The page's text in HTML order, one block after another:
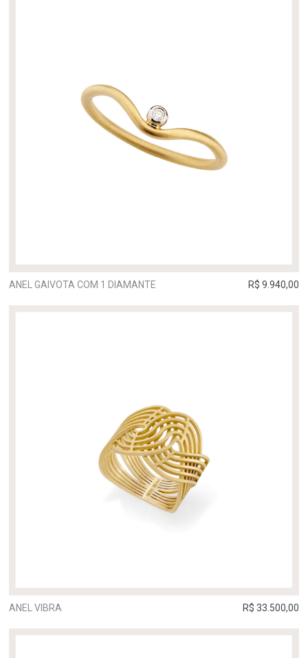
ANEL GAIVOTA COM 1 DIAMANTE R$ 9.940,00
ANEL VIBRA R$ 33.500,00